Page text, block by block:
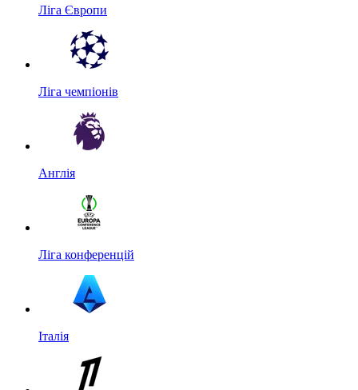
Ліга Європи
Ліга чемпіонів
Англія
Ліга конференцій
Італія